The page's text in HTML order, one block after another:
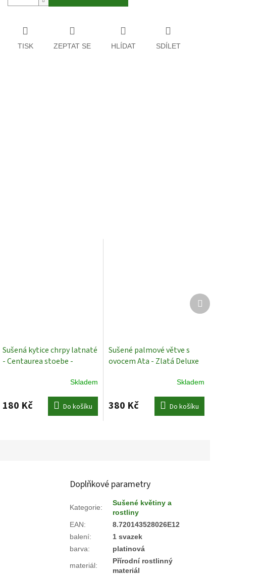
TISK ZEPTAT SE HLÍDAT SDÍLET
Sušená kytice chrpy latnaté
- Centaurea stoebe -
Skladem
180 Kč Do košíku
Sušené palmové větve s
ovocem Ata - Zlatá Deluxe
Skladem
380 Kč Do košíku
Další
produkt
Doplňkové parametry
Kategorie:
Sušené květiny a
rostliny
EAN:
8.720143528026E12
balení:
1 svazek
barva: platinová
materiál:
Přírodní rostlinný
materiál